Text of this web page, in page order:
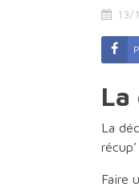
13/
La
La
Faire